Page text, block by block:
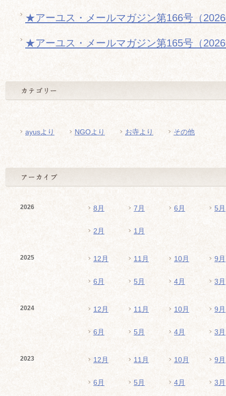
★アーユス・メールマガジン第166号（
★アーユス・メールマガジン第165号（
ayusより NGOより お寺より その他
2026 8月 7月 6月 5月
2月 1月
2025 12月 11月 10月 9月
6月 5月 4月 3月
2024 12月 11月 10月 9月
6月 5月 4月 3月
2023 12月 11月 10月 9月
6月 5月 4月 3月